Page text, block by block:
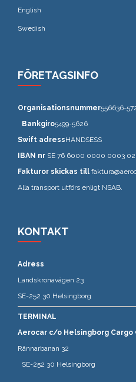
English
Swedish
FÖRETAGSINFO
Organisationsnummer556636-
Bankgiro5499-5626
Swift adressHANDSESS
IBAN nr SE 76 6000 0000 0003
Fakturor skickas till
Alla transport utförs enligt NSAB.
KONTAKT
Adress
Landskronavägen 23
SE-252 30 Helsingborg
TERMINAL
Aerocar c/o Helsingborg Cargo
Rännarbanan 32
SE-252 30 Helsingborg